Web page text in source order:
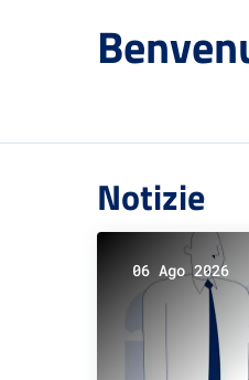
Notizie
06 Ago 2026